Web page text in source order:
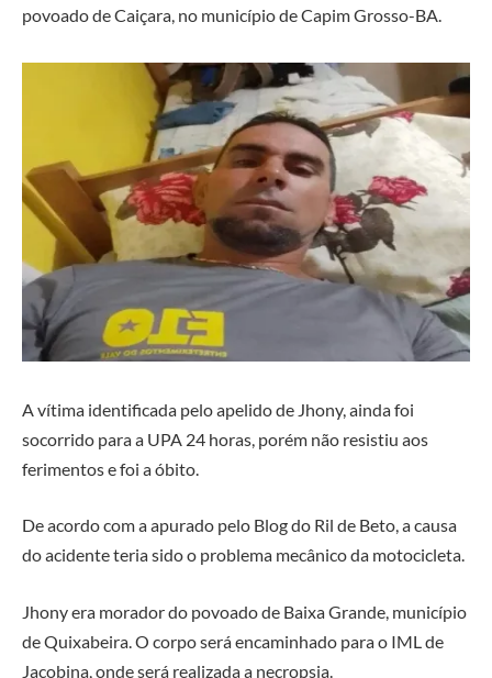
povoado de Caiçara, no município de Capim Grosso-BA.
A vítima identificada pelo apelido de Jhony, ainda foi
socorrido para a UPA 24 horas, porém não resistiu aos
ferimentos e foi a óbito.
De acordo com a apurado pelo Blog do Ril de Beto, a causa
do acidente teria sido o problema mecânico da motocicleta.
Jhony era morador do povoado de Baixa Grande, município
de Quixabeira. O corpo será encaminhado para o IML de
Jacobina, onde será realizada a necropsia.